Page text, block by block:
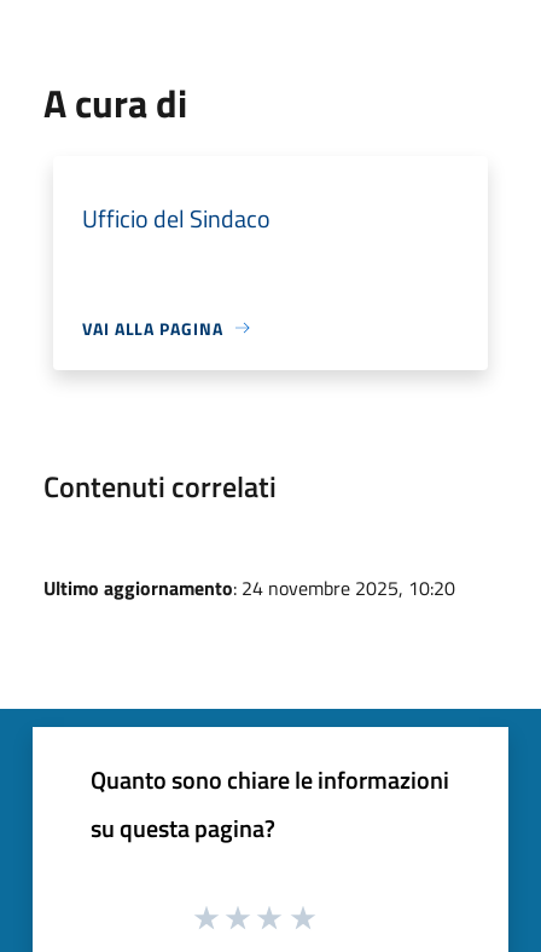
A cura di
Ufficio del Sindaco
VAI ALLA PAGINA
Contenuti correlati
Ultimo aggiornamento: 24 novembre 2025, 10:20
Quanto sono chiare le informazioni
su questa pagina?